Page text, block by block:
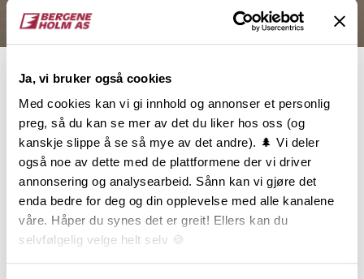
Ja, vi bruker også cookies
Med cookies kan vi gi innhold og annonser et personlig
preg, så du kan se mer av det du liker hos oss (og
kanskje slippe å se så mye av det andre). 🌲 Vi deler
også noe av dette med de plattformene der vi driver
annonsering og analysearbeid. Sånn kan vi gjøre det
enda bedre for deg og din opplevelse med alle kanalene
våre. Håper du synes det er greit! Ellers kan du
selvfølgelig velge helt selv 🍪
Hvilken interiørstil er du?
maksimalistisk interiør, lyse eller mørke
vegger, myke eller rette former, har vi
paneler og listverk som passer din
smak. Bli bedre kjent med hvilke
kolleksjoner som passer din stil her.
Les mer